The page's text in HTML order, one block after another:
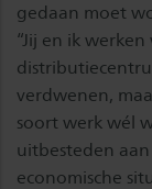
gedaan moet
“Jij en ik
verdwenen,
soort werk wél
uitbesteden
economische